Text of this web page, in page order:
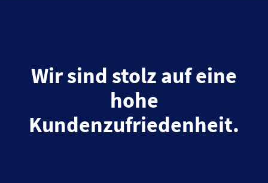
Wir sind stolz auf eine
hohe
Kundenzufriedenheit.